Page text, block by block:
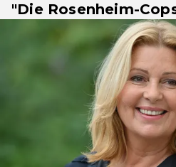
"Die Rosenheim-